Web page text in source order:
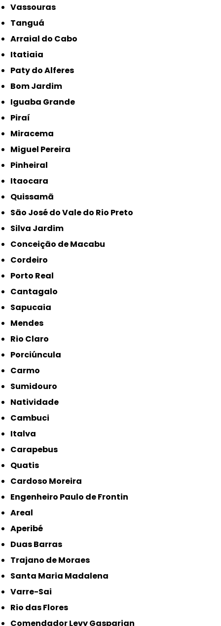
Vassouras
Tanguá
Arraial do Cabo
Itatiaia
Paty do Alferes
Bom Jardim
Iguaba Grande
Piraí
Miracema
Miguel Pereira
Pinheiral
Itaocara
Quissamã
São José do Vale do Rio Preto
Silva Jardim
Conceição de Macabu
Cordeiro
Porto Real
Cantagalo
Sapucaia
Mendes
Rio Claro
Porciúncula
Carmo
Sumidouro
Natividade
Cambuci
Italva
Carapebus
Quatis
Cardoso Moreira
Engenheiro Paulo de Frontin
Areal
Aperibé
Duas Barras
Trajano de Moraes
Santa Maria Madalena
Varre-Sai
Rio das Flores
Comendador Levy Gasparian